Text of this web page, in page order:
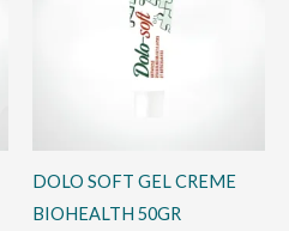
DOLO SOFT GEL CREME
BIOHEALTH 50GR